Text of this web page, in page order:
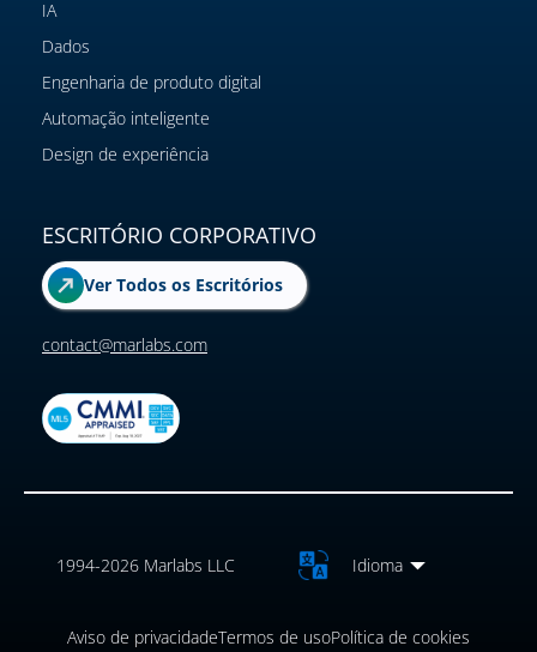
IA
Dados
Engenharia de produto digital
Automação inteligente
Design de experiência
ESCRITÓRIO CORPORATIVO
Ver Todos os Escritórios
contact@marlabs.com
1994-2026 Marlabs LLC Idioma
Aviso de privacidadeTermos de usoPolítica de cookies